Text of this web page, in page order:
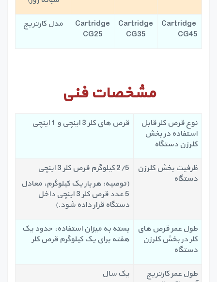
مدل کارتریج
Cartridge
CG25
Cartridge
CG35
Cartridge
CG45
مشخصات فنی
قرص های کلر 3 اینچی و 1 اینچی
نوع قرص کلر قابل
استفاده در بخش
کلرزن دستگاه
2/5 کیلوگرم قرص کلر 3 اینچی
(توصیه: هر بار یک کیلوگرم، معادل
5 عدد قرص کلر 3 اینچی داخل
دستگاه قرار داده شود.)
ظرفیت بخش کلرزن
دستگاه
بسته به میزان استفاده، حدود یک
هفته برای یک کیلوگرم قرص کلر
طول عمر قرص های
کلر در بخش کلرزن
دستگاه
یک سال
طول عمر کارتریج